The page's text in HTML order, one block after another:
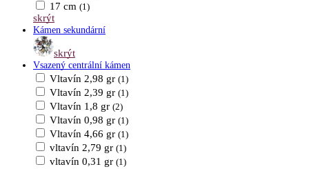
17 cm (1)
skrýt
Kámen sekundární
skrýt
Vsazený centrální kámen
Vltavín 2,98 gr (1)
Vltavín 2,39 gr (1)
Vltavín 1,8 gr (2)
Vltavín 0,98 gr (1)
Vltavín 4,66 gr (1)
vltavín 2,79 gr (1)
vltavín 0,31 gr (1)